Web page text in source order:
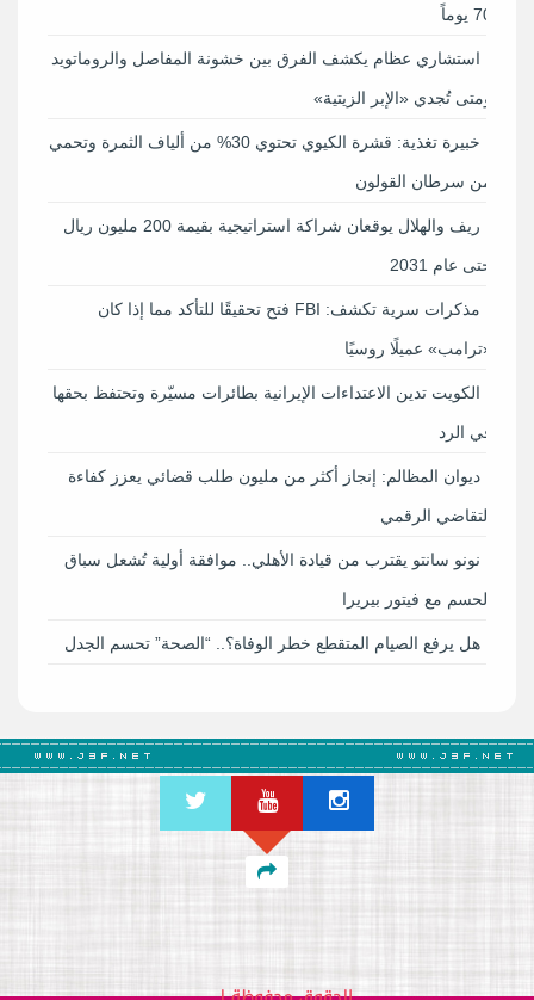
70 يوماً
استشاري عظام يكشف الفرق بين خشونة المفاصل والروماتويد
ومتى تُجدي «الإبر الزيتية»
خبيرة تغذية: قشرة الكيوي تحتوي 30% من ألياف الثمرة وتحمي
من سرطان القولون
ريف والهلال يوقعان شراكة استراتيجية بقيمة 200 مليون ريال
حتى عام 2031
مذكرات سرية تكشف: FBI فتح تحقيقًا للتأكد مما إذا كان
«ترامب» عميلًا روسيًا
الكويت تدين الاعتداءات الإيرانية بطائرات مسيّرة وتحتفظ بحقها
في الرد
ديوان المظالم: إنجاز أكثر من مليون طلب قضائي يعزز كفاءة
التقاضي الرقمي
نونو سانتو يقترب من قيادة الأهلي.. موافقة أولية تُشعل سباق
الحسم مع فيتور بيريرا
هل يرفع الصيام المتقطع خطر الوفاة؟.. “الصحة” تحسم الجدل